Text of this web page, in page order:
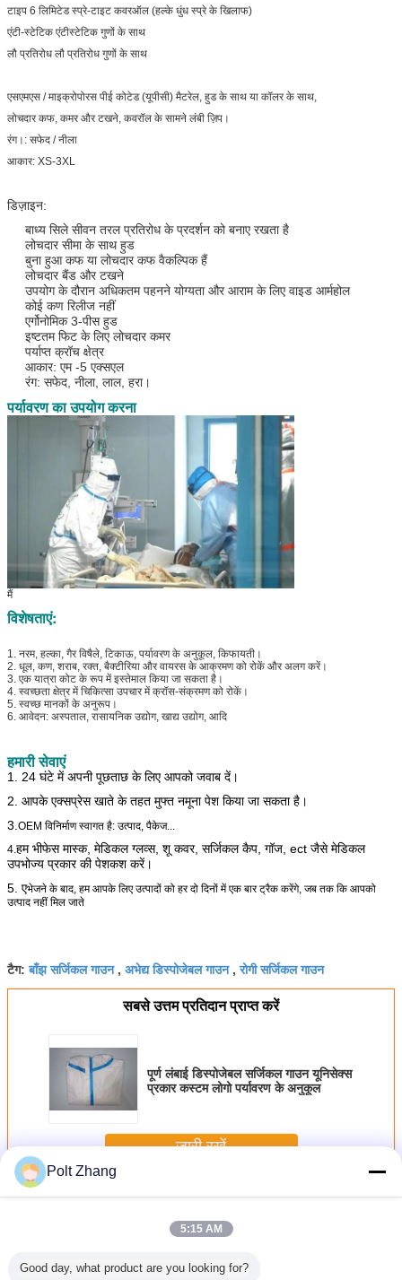
टाइप 6 लिमिटेड स्प्रे-टाइट कवरऑल (हल्के धुंध स्प्रे के खिलाफ)
एंटी-स्टेटिक एंटीस्टेटिक गुणों के साथ
लौ प्रतिरोध लौ प्रतिरोध गुणों के साथ
एसएमएस / माइक्रोपोरस पीई कोटेड (यूपीसी) मैटरेल, हुड के साथ या कॉलर के साथ,
लोचदार कफ, कमर और टखने, कवरॉल के सामने लंबी ज़िप।
रंग।: सफेद / नीला
आकार: XS-3XL
डिज़ाइन:
बाध्य सिले सीवन तरल प्रतिरोध के प्रदर्शन को बनाए रखता है
लोचदार सीमा के साथ हुड
बुना हुआ कफ या लोचदार कफ वैकल्पिक हैं
लोचदार बैंड और टखने
उपयोग के दौरान अधिकतम पहनने योग्यता और आराम के लिए वाइड आर्महोल
कोई कण रिलीज नहीं
एर्गोनोमिक 3-पीस हुड
इष्टतम फिट के लिए लोचदार कमर
पर्याप्त क्रॉच क्षेत्र
आकार: एम -5 एक्सएल
रंग: सफेद, नीला, लाल, हरा।
पर्यावरण का उपयोग करना
मैं
विशेषताएं:
1. नरम, हल्का, गैर विषैले, टिकाऊ, पर्यावरण के अनुकूल, किफायती।
2. धूल, कण, शराब, रक्त, बैक्टीरिया और वायरस के आक्रमण को रोकें और अलग करें।
3. एक यात्रा कोट के रूप में इस्तेमाल किया जा सकता है।
4. स्वच्छता क्षेत्र में चिकित्सा उपचार में क्रॉस-संक्रमण को रोकें।
5. स्वच्छ मानकों के अनुरूप।
6. आवेदन: अस्पताल, रासायनिक उद्योग, खाद्य उद्योग, आदि
हमारी सेवाएं
1. 24 घंटे में अपनी पूछताछ के लिए आपको जवाब दें।
2. आपके एक्सप्रेस खाते के तहत मुफ्त नमूना पेश किया जा सकता है।
3. OEM विनिर्माण स्वागत है: उत्पाद, पैकेज...
4.हम भीफेस मास्क, मेडिकल ग्लव्स, शू कवर, सर्जिकल कैप, गॉज, ect जैसे मेडिकल
उपभोज्य प्रकार की पेशकश करें।
5. एभेजने के बाद, हम आपके लिए उत्पादों को हर दो दिनों में एक बार ट्रैक करेंगे, जब तक कि आपको
उत्पाद नहीं मिल जाते
टैग:बाँझ सर्जिकल गाउन, अभेद्य डिस्पोजेबल गाउन,रोगी सर्जिकल गाउन
सबसे उत्तम प्रतिदान प्राप्त करें
पूर्ण लंबाई डिस्पोजेबल सर्जिकल गाउन यूनिसेक्स
प्रकार कस्टम लोगो पर्यावरण के अनुकूल
जारी रखें
अधिकडिस्पोजेबल सर्जिकल गाउन
Polt Zhang
5:15 AM
Good day, what product are you looking for?